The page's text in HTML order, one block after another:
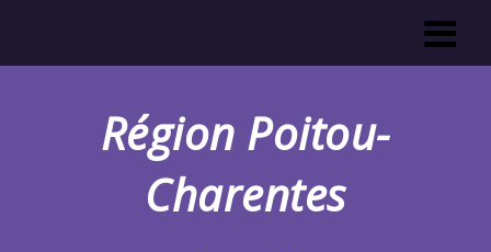
Région Poitou-
Charentes